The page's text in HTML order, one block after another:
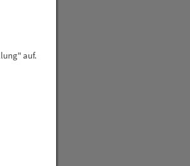
auf.